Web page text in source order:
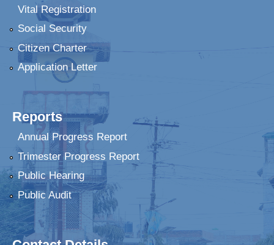
Vital Registration
Social Security
Citizen Charter
Application Letter
Reports
Annual Progress Report
Trimester Progress Report
Public Hearing
Public Audit